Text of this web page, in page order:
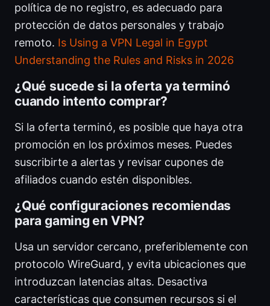
política de no registro, es adecuado para
protección de datos personales y trabajo
remoto. Is Using a VPN Legal in Egypt
Understanding the Rules and Risks in 2026
¿Qué sucede si la oferta ya terminó
cuando intento comprar?
Si la oferta terminó, es posible que haya otra
promoción en los próximos meses. Puedes
suscribirte a alertas y revisar cupones de
afiliados cuando estén disponibles.
¿Qué configuraciones recomiendas
para gaming en VPN?
Usa un servidor cercano, preferiblemente con
protocolo WireGuard, y evita ubicaciones que
introduzcan latencias altas. Desactiva
características que consumen recursos si el